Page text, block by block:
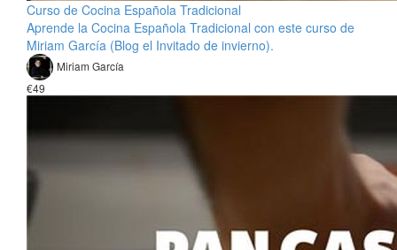
Curso de Cocina Española Tradicional
Aprende la Cocina Española Tradicional con este curso de
Miriam García (Blog el Invitado de invierno).
Miriam García
€49